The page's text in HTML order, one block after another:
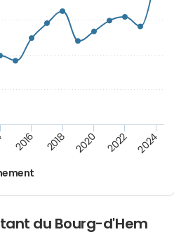
2016 2018 2020 2022 2024
du Bourg-d'Hem